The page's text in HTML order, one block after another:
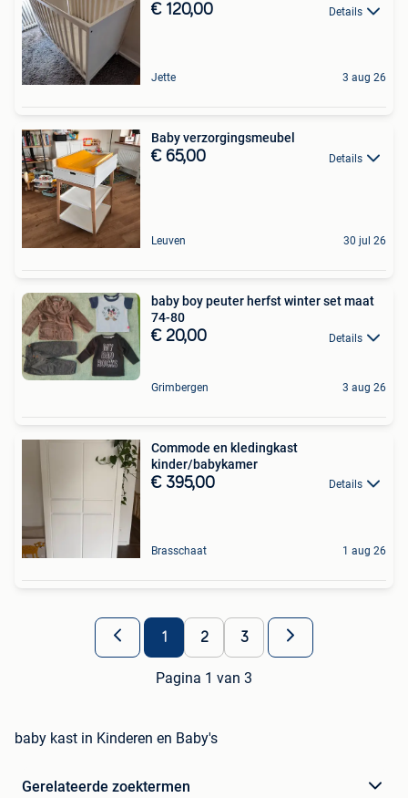
€ 120,00 Details
Jette 3 aug 26
Baby verzorgingsmeubel
€ 65,00 Details
Leuven 30 jul 26
baby boy peuter herfst winter set maat
74-80
€ 20,00 Details
Grimbergen 3 aug 26
Commode en kledingkast
kinder/babykamer
€ 395,00 Details
Brasschaat 1 aug 26
1 2 3
Pagina 1 van 3
baby kast in Kinderen en Baby's
Gerelateerde zoektermen